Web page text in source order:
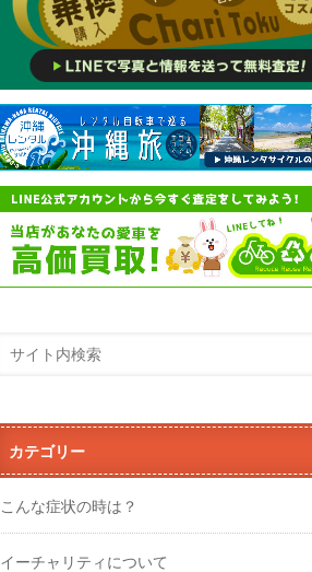
カテゴリー
こんな症状の時は？
イーチャリティについて